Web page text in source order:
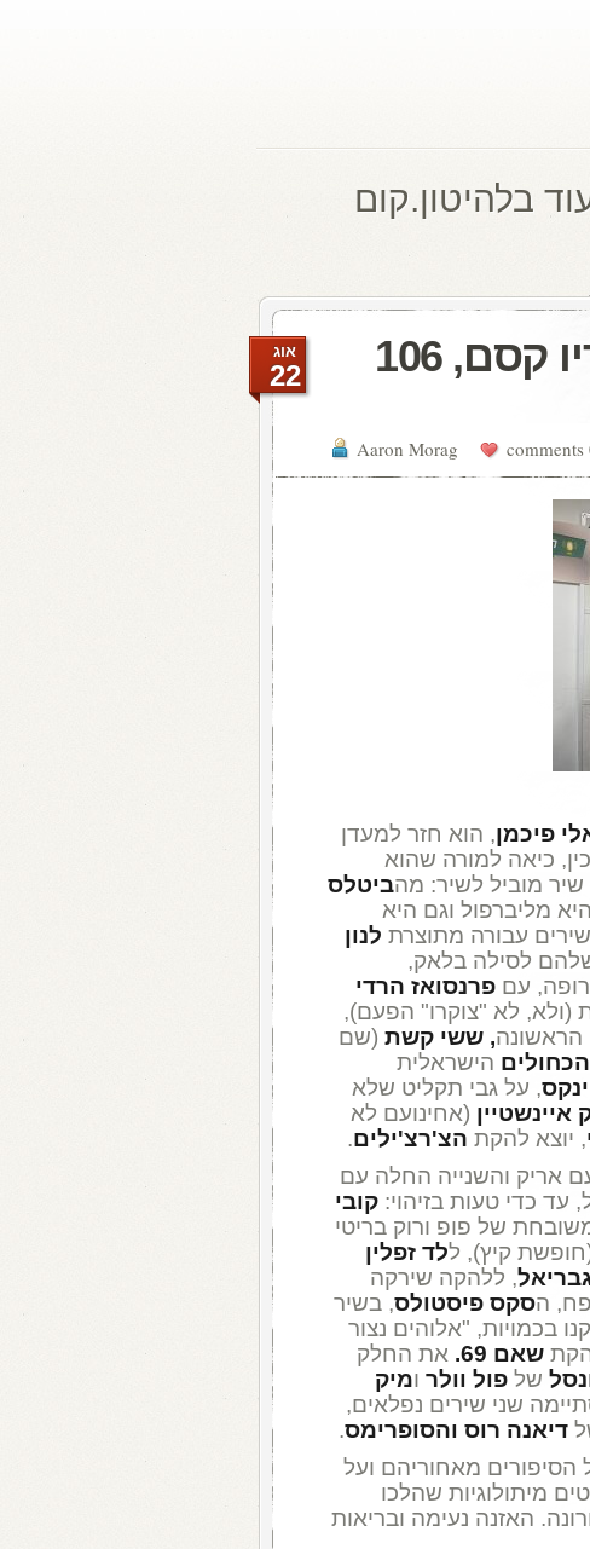
בלהיטון.קום
מעדן ויניל היום ברדיו קסם, 106
Aaron Morag 0
אוג
22
פיכמן, הוא חזר למעדן
כיאה למורה שהוא
מוביל לשיר: מהביטלס
מליברפול וגם היא
עבורה מתוצרת לנון
שלהם לסילה בלאק,
עם פרנסואז הרדי
(ולא, לא "צוקרו" הפעם),
, ששי קשת (שם
הישראלית
, על גבי תקליט שלא
איינשטיין (אחינועם לא
, יוצא להקת הצ'רצ'ילים.
אריק והשנייה החלה עם
עד כדי טעות בזיהוי: קובי
של פופ ורוק בריטי
קיץ), ללד זפלין
, ללהקה שירקה
הסקס פיסטולס, בשיר
בכמויות, "אלוהים נצור
שאם 69.
את החלק
של פול וולר ומיק
שני שירים נפלאים,
דיאנה רוס והסופרימס.
הסיפורים מאחוריהם ועל
מיתולוגיות שהלכו
האזנה נעימה ובריאות